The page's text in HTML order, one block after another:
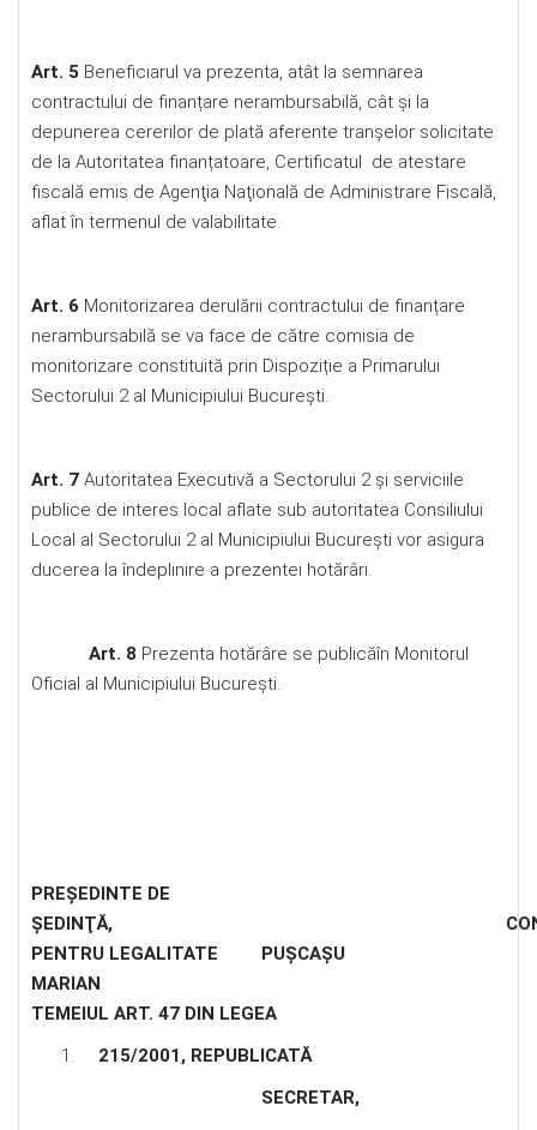
Art. 5 Beneficiarul va prezenta, atât la semnarea
contractului de finanțare nerambursabilă, cât și la
depunerea cererilor de plată aferente tranșelor solicitate
de la Autoritatea finanțatoare, Certificatul de atestare
fiscală emis de Agenţia Naţională de Administrare Fiscală,
aflat în termenul de valabilitate.
Art. 6 Monitorizarea derulării contractului de finanțare
nerambursabilă se va face de către comisia de
monitorizare constituită prin Dispoziție a Primarului
Sectorului 2 al Municipiului București.
Art. 7 Autoritatea Executivă a Sectorului 2 şi serviciile
publice de interes local aflate sub autoritatea Consiliului
Local al Sectorului 2 al Municipiului Bucureşti vor asigura
ducerea la îndeplinire a prezentei hotărâri.
Art. 8 Prezenta hotărâre se publicăîn Monitorul
Oficial al Municipiului București.
PREŞEDINTE DE
ŞEDINŢĂ,
PENTRU LEGALITATE PUȘCAȘU
TEMEIUL ART. 47 DIN LEGEA
215/2001, REPUBLICATĂ
SECRETAR,